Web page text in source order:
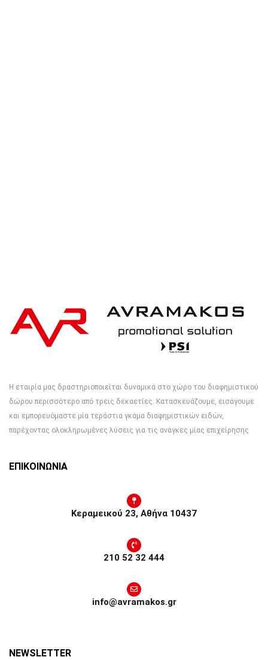
Η εταιρία μας δραστηριοποιείται δυναμικά στο χώρο του διαφημιστικού
δώρου περισσότερο από τρεις δεκαετίες. Κατασκευάζουμε, εισάγουμε
και εμπορευόμαστε μία τεράστια γκάμα διαφημιστικών ειδών,
παρέχοντας ολοκληρωμένες λύσεις για τις ανάγκες μίας επιχείρησης
ΕΠΙΚΟΙΝΩΝΙΑ
Κεραμεικού 23, Αθήνα 10437
210 52 32 444
info@avramakos.gr
NEWSLETTER